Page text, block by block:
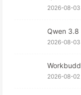
2026-08-03
Qwen 3.8
2026-08-03
2026-08-02